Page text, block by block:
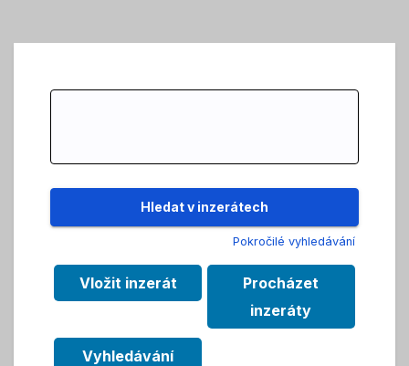
Pokročilé vyhledávání
Vložit inzerát
Procházet
inzeráty
Vyhledávání